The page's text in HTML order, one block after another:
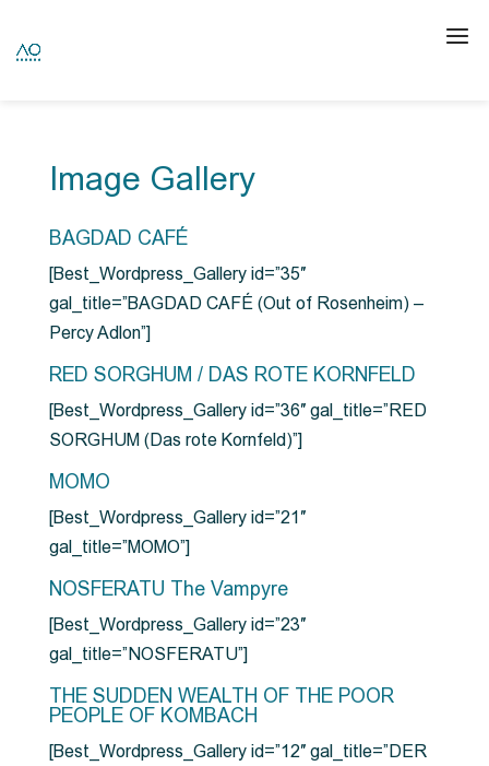
Image Gallery
BAGDAD CAFÉ
[Best_Wordpress_Gallery id=”35″
gal_title=”BAGDAD CAFÉ (Out of Rosenheim) –
Percy Adlon”]
RED SORGHUM / DAS ROTE KORNFELD
[Best_Wordpress_Gallery id=”36″ gal_title=”RED
SORGHUM (Das rote Kornfeld)”]
MOMO
[Best_Wordpress_Gallery id=”21″
gal_title=”MOMO”]
NOSFERATU The Vampyre
[Best_Wordpress_Gallery id=”23″
gal_title=”NOSFERATU”]
THE SUDDEN WEALTH OF THE POOR
PEOPLE OF KOMBACH
[Best_Wordpress_Gallery id=”12″ gal_title=”DER